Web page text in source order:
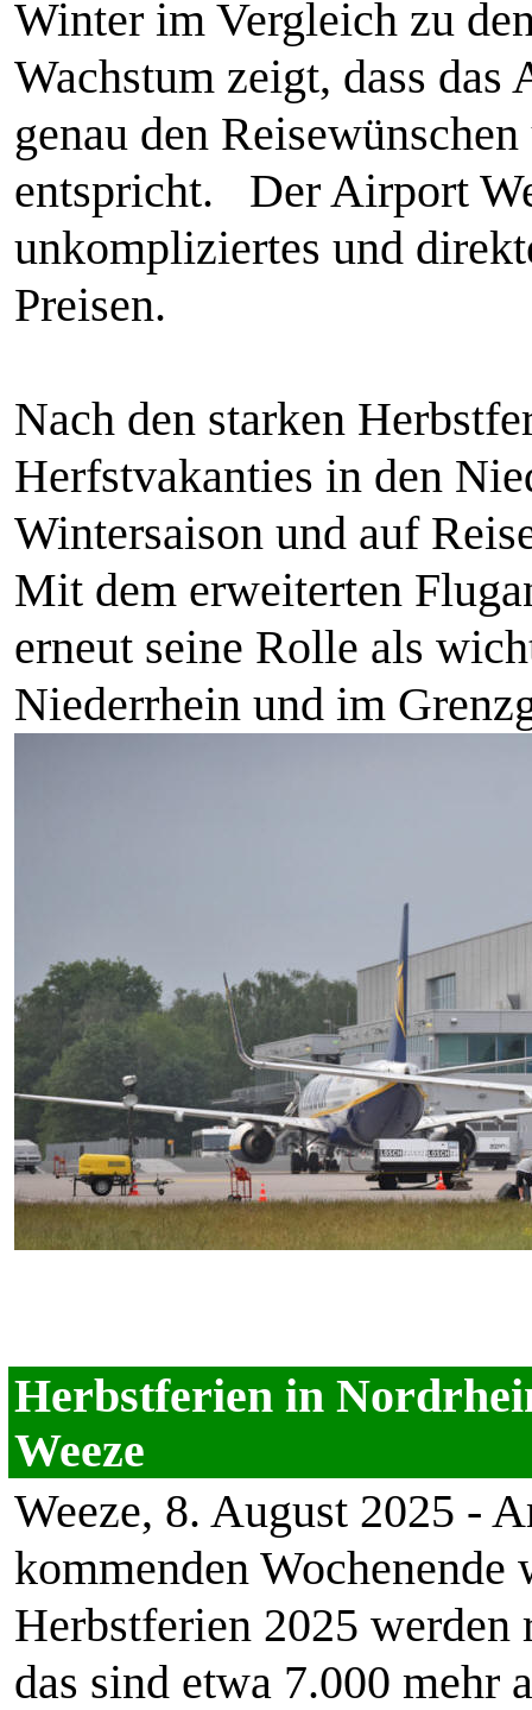
Winter im Vergleich zu
Wachstum zeigt, dass
genau den
entspricht. Der Airport
unkompliziertes und
Preisen.
Nach den starken
Herfstvakanties in den
Wintersaison und auf
Mit dem erweiterten
erneut seine Rolle als
Niederrhein und im
Herbstferien in
Weeze
Weeze, 8. August 2025 -
kommenden
Herbstferien 2025 werden
das sind etwa 7.000 mehr